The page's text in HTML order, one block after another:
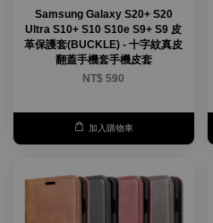
Samsung Galaxy S20+ S20
Ultra S10+ S10 S10e S9+ S9 皮
革保護套(BUCKLE) - 十字紋真皮
翻蓋手機套手機皮套
NT$ 590
加入購物車